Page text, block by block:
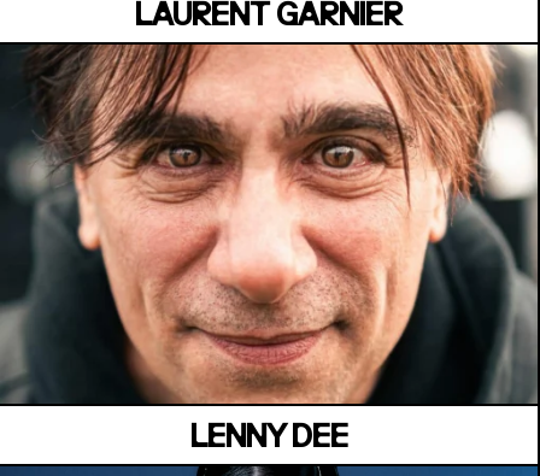
LAURENT GARNIER
LENNY DEE
MANOIR DE KEROUAL
Samedi 04 juillet